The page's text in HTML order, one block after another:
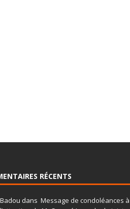
RÉCENTS
Badou dans Message de condoléances à